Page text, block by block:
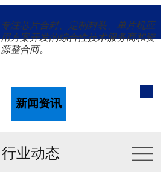
专注芯片合封、定制封装、单片机应
用方案开发的综合性技术服务商和资
源整合商。
新闻资讯
行业动态